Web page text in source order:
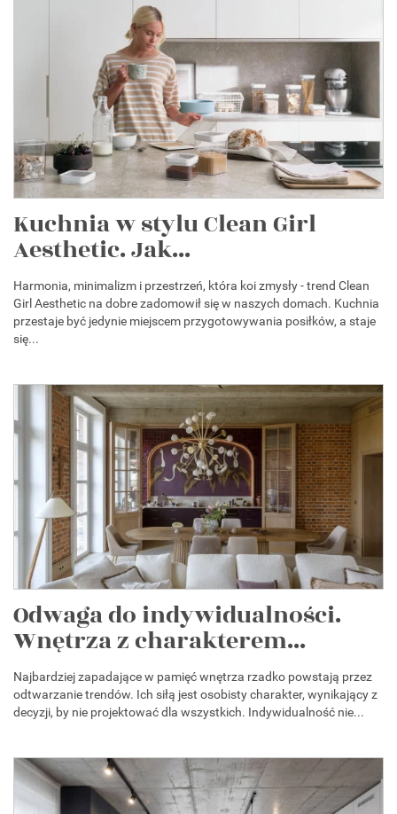
Kuchnia w stylu Clean Girl
Aesthetic. Jak...
Harmonia, minimalizm i przestrzeń, która koi zmysły - trend Clean
Girl Aesthetic na dobre zadomowił się w naszych domach. Kuchnia
przestaje być jedynie miejscem przygotowywania posiłków, a staje
się...
Odwaga do indywidualności.
Wnętrza z charakterem...
Najbardziej zapadające w pamięć wnętrza rzadko powstają przez
odtwarzanie trendów. Ich siłą jest osobisty charakter, wynikający z
decyzji, by nie projektować dla wszystkich. Indywidualność nie...